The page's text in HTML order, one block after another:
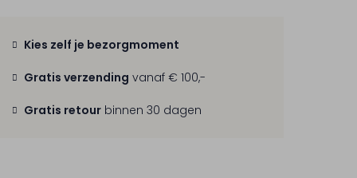
Kies zelf je bezorgmoment
Gratis verzending vanaf € 100,-
Gratis retour binnen 30 dagen